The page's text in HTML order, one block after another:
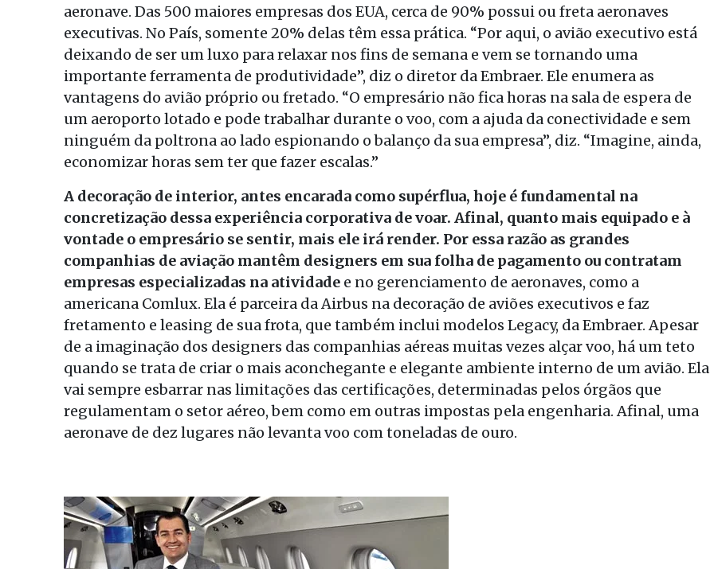
aeronave. Das 500 maiores empresas dos EUA, cerca de 90% possui ou freta aeronaves
executivas. No País, somente 20% delas têm essa prática. “Por aqui, o avião executivo está
deixando de ser um luxo para relaxar nos fins de semana e vem se tornando uma
importante ferramenta de produtividade”, diz o diretor da Embraer. Ele enumera as
vantagens do avião próprio ou fretado. “O empresário não fica horas na sala de espera de
um aeroporto lotado e pode trabalhar durante o voo, com a ajuda da conectividade e sem
ninguém da poltrona ao lado espionando o balanço da sua empresa”, diz. “Imagine, ainda,
economizar horas sem ter que fazer escalas.”
A decoração de interior, antes encarada como supérflua, hoje é fundamental na
concretização dessa experiência corporativa de voar. Afinal, quanto mais equipado e à
vontade o empresário se sentir, mais ele irá render. Por essa razão as grandes
companhias de aviação mantêm designers em sua folha de pagamento ou contratam
empresas especializadas na atividade e no gerenciamento de aeronaves, como a
americana Comlux. Ela é parceira da Airbus na decoração de aviões executivos e faz
fretamento e leasing de sua frota, que também inclui modelos Legacy, da Embraer. Apesar
de a imaginação dos designers das companhias aéreas muitas vezes alçar voo, há um teto
quando se trata de criar o mais aconchegante e elegante ambiente interno de um avião. Ela
vai sempre esbarrar nas limitações das certificações, determinadas pelos órgãos que
regulamentam o setor aéreo, bem como em outras impostas pela engenharia. Afinal, uma
aeronave de dez lugares não levanta voo com toneladas de ouro.